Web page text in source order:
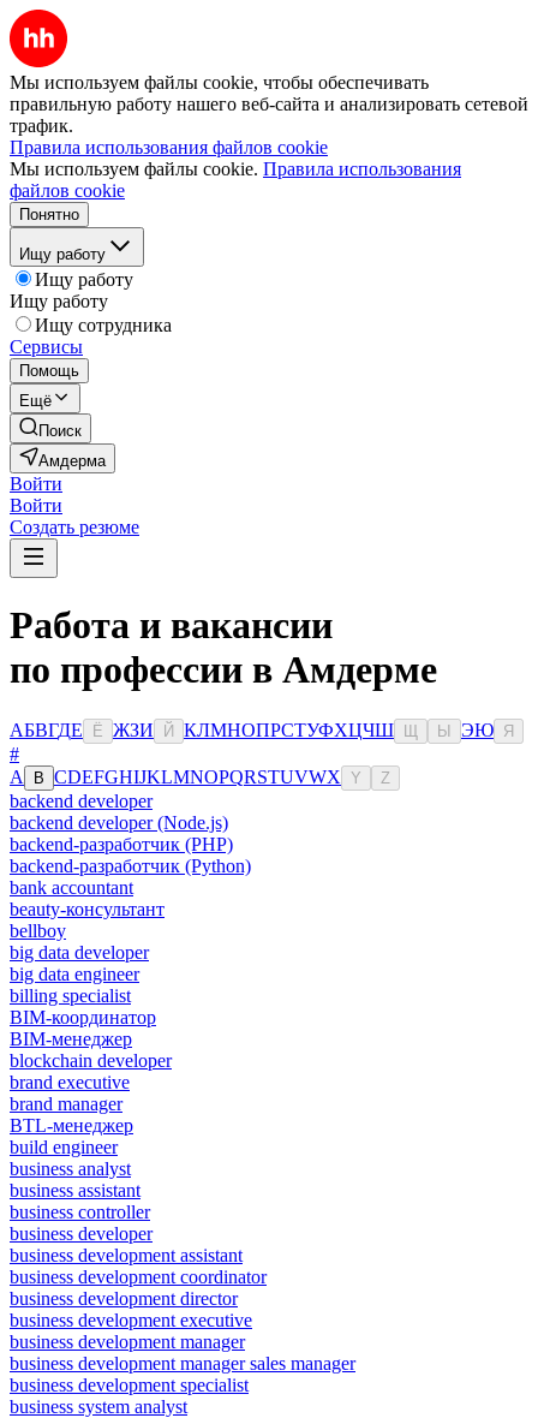
Мы используем файлы cookie, чтобы обеспечивать
правильную работу нашего веб-сайта и анализировать сетевой
трафик.
Правила использования файлов cookie
Мы используем файлы cookie. Правила использования
файлов cookie
Понятно
Ищу работу
Ищу работу
Ищу работу
Ищу сотрудника
Сервисы
Помощь
Ещё
Поиск
Амдерма
Войти
Войти
Создать резюме
Работа и вакансии
по профессии в Амдерме
АБВГДЕ Ё ЖЗИ Й КЛМНОПРСТУФХЦЧШ Ы ЭЮ Я
#
A
B CDEFGHIJKLMNOPQRSTUVWX Y Z
backend developer
backend developer (Node.js)
backend-разработчик (PHP)
backend-разработчик (Python)
bank accountant
beauty-консультант
bellboy
big data developer
big data engineer
billing specialist
BIM-координатор
BIM-менеджер
blockchain developer
brand executive
brand manager
BTL-менеджер
build engineer
business analyst
business assistant
business controller
business developer
business development assistant
business development coordinator
business development director
business development executive
business development manager
business development manager sales manager
business development specialist
business system analyst